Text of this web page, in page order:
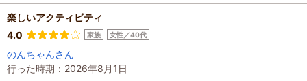
混雑具合：空いていた
滞在時間：2～3時間
家族の内訳：お子様、配偶者、
人数：3人～5人
投稿日：2026年8月4日
楽しいアクティビティ
4.0
家族 女性／40代
のんちゃんさん
行った時期：2026年8月1日